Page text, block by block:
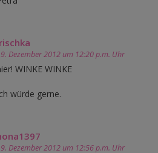
Dezember 2012 um 12:20 p.m. Uhr
WINKE WINKE
würde gerne.
Dezember 2012 um 12:56 p.m. Uhr